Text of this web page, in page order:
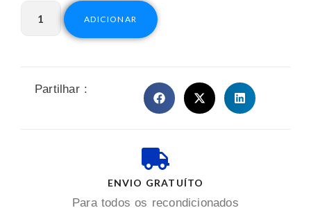
ADICIONAR
Partilhar :
ENVIO GRATUÍTO
Para todos os recondicionados